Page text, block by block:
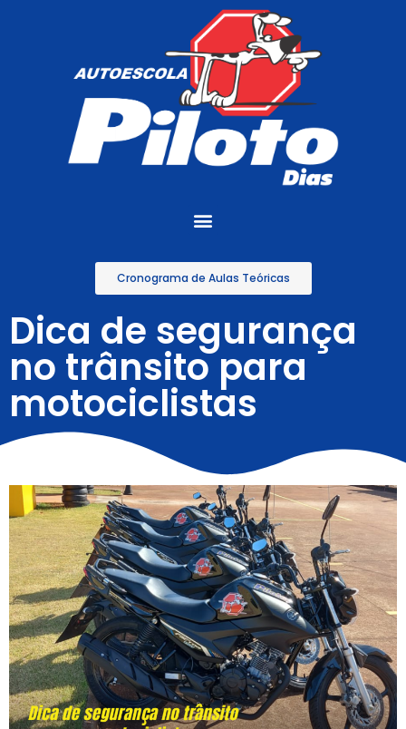
Cronograma de Aulas Teóricas
Dica de segurança
no trânsito para
motociclistas